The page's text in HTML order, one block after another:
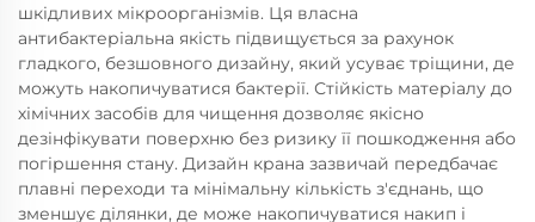
шкідливих мікроорганізмів. Ця власна
антибактеріальна якість підвищується за рахунок
гладкого, безшовного дизайну, який усуває тріщини, де
можуть накопичуватися бактерії. Стійкість матеріалу до
хімічних засобів для чищення дозволяє якісно
дезінфікувати поверхню без ризику її пошкодження або
погіршення стану. Дизайн крана зазвичай передбачає
плавні переходи та мінімальну кількість з'єднань, що
зменшує ділянки, де може накопичуватися накип і